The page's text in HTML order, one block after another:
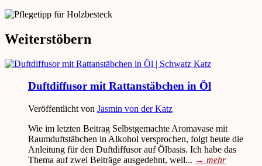
Weiterstöbern
Duftdiffusor mit Rattanstäbchen in Öl
Veröffentlicht von Jasmin von der Katz
Wie im letzten Beitrag Selbstgemachte Aromavase mit
Raumduftstäbchen in Alkohol versprochen, folgt heute die
Anleitung für den Duftdiffusor auf Ölbasis. Ich habe das
Thema auf zwei Beiträge ausgedehnt, weil... → mehr